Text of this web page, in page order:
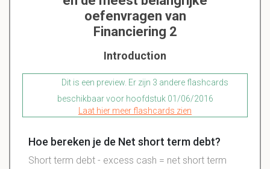
oefenvragen van
Financiering 2
Introduction
Dit is een preview. Er zijn 3 andere flashcards
beschikbaar voor hoofdstuk 01/06/2016
Laat hier meer flashcards zien
Hoe bereken je de Net short term debt?
Short term debt - excess cash = net short term